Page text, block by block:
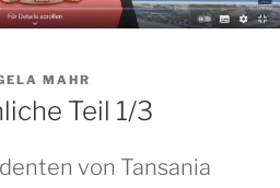
MAHR
Teil 1/3
von Tansania